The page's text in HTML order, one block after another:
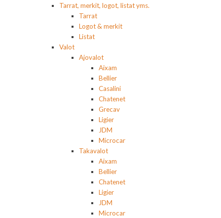
Tarrat, merkit, logot, listat yms.
Tarrat
Logot & merkit
Listat
Valot
Ajovalot
Aixam
Bellier
Casalini
Chatenet
Grecav
Ligier
JDM
Microcar
Takavalot
Aixam
Bellier
Chatenet
Ligier
JDM
Microcar